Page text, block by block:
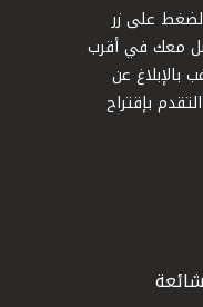
على زر
معك في أقرب
بالإبلاغ عن
بإقتراح